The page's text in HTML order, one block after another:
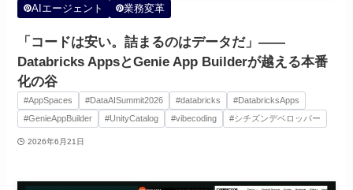
AIエージェント 業務変革
「コードは安い。詰まるのはデータだ」——
Databricks AppsとGenie App Builderが越える本番
化の谷
#AppSpaces #DataAISummit2026 #databricks
#DatabricksApps
#GenieAppBuilder
#UnityCatalog #vibecoding #シチズンデベロッパー
2026年6月21日